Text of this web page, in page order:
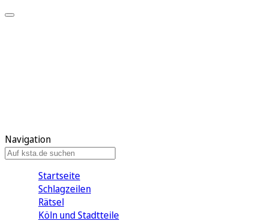
Navigation
Startseite
Schlagzeilen
Rätsel
Köln und Stadtteile